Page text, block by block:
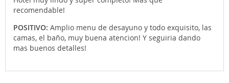
recomendable!
POSITIVO: Amplio menu de desayuno y todo exquisito, las
camas, el baño, muy buena atencion! Y seguiria dando
mas buenos detalles!